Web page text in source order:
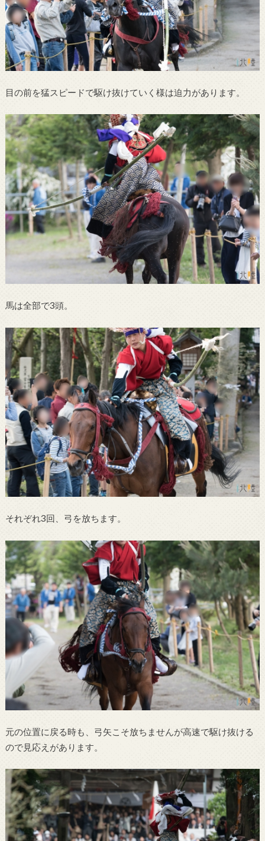
目の前を猛スピードで駆け抜けていく様は迫力があります。
馬は全部で3頭。
それぞれ3回、弓を放ちます。
元の位置に戻る時も、弓矢こそ放ちませんが高速で駆け抜ける
ので見応えがあります。